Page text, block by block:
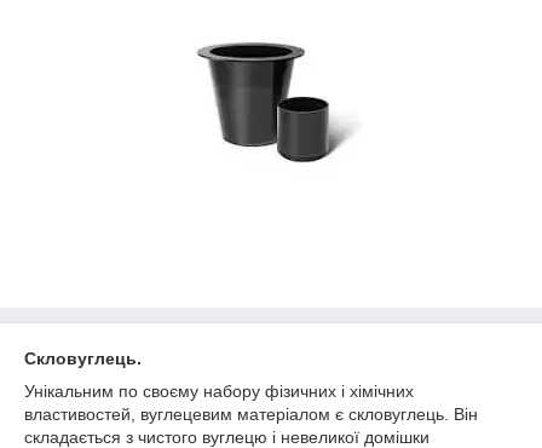
Скловуглець.
Унікальним по своєму набору фізичних і хімічних
властивостей, вуглецевим матеріалом є скловуглець. Він
складається з чистого вуглецю і невеликої домішки